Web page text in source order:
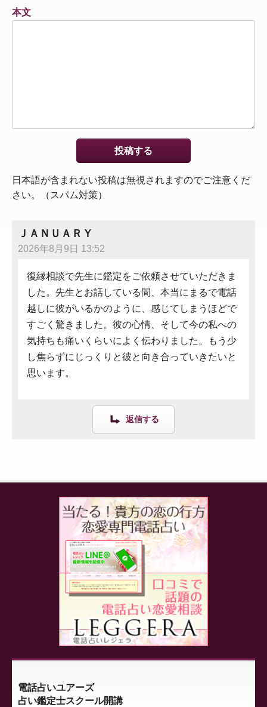
本文
日本語が含まれない投稿は無視されますのでご注意くだ
さい。（スパム対策）
ＪＡＮＵＡＲＹ
2026年8月9日 13:52
復縁相談で先生に鑑定をご依頼させていただきま
した。先生とお話している間、本当にまるで電話
越しに彼がいるかのように、感じてしまうほどで
すごく驚きました。彼の心情、そして今の私への
気持ちも痛いくらいによく伝わりました。もう少
し焦らずにじっくりと彼と向き合っていきたいと
思います。
返信する
電話占いユアーズ
占い鑑定士スクール開講